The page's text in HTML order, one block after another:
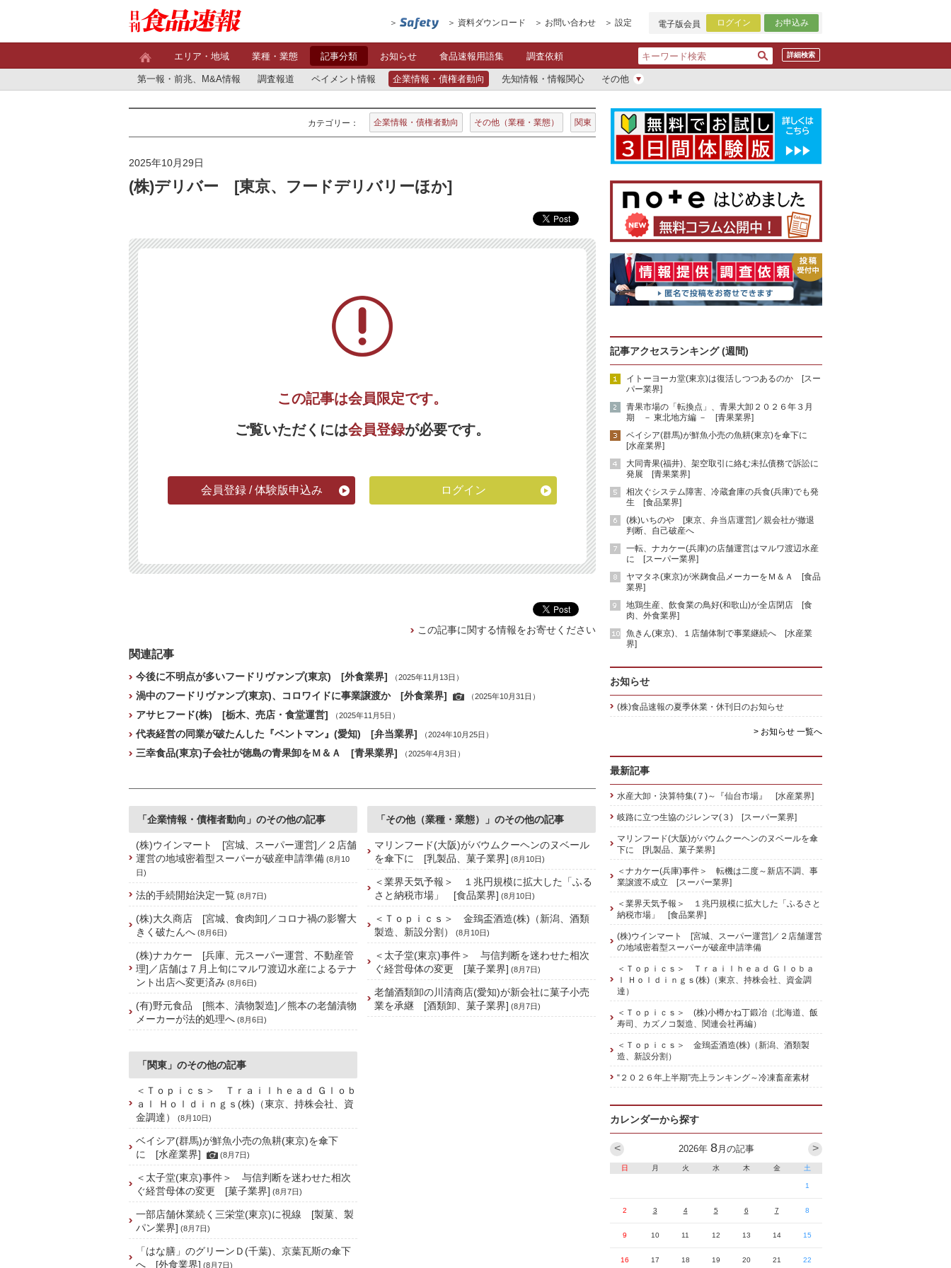
資料ダウンロード お問い合わせ 設定 電子版会員 ログイン お申込み
詳細検索
エリア・地域 業種・業態 記事分類 お知らせ 食品速報用語集 調査依頼
第一報・前兆、M&A情報 調査報道 ペイメント情報 企業情報・債権者動向 先知情報・情報関心 その他
カテゴリー： 企業情報・債権者動向 その他（業種・業態） 関東
2025年10月29日
(株)デリバー [東京、フードデリバリーほか]
この記事は会員限定です。
ご覧いただくには会員登録が必要です。
会員登録 / 体験版申込み ログイン
この記事に関する情報をお寄せください
関連記事
今後に不明点が多いフードリヴァンプ(東京) [外食業界] （2025年11月13日）
渦中のフードリヴァンプ(東京)、コロワイドに事業譲渡か [外食業界] （2025年10月31日）
アサヒフード(株) [栃木、売店・食堂運営] （2025年11月5日）
代表経営の同業が破たんした『ベントマン』(愛知) [弁当業界] （2024年10月25日）
三幸食品(東京)子会社が徳島の青果卸をＭ＆Ａ [青果業界] （2025年4月3日）
「企業情報・債権者動向」のその他の記事
(株)ウインマート [宮城、スーパー運営]／２店舗
運営の地域密着型スーパーが破産申請準備 (8月10
日)
法的手続開始決定一覧 (8月7日)
(株)大久商店 [宮城、食肉卸]／コロナ禍の影響大
きく破たんへ (8月6日)
(株)ナカケー [兵庫、元スーパー運営、不動産管
理]／店舗は７月上旬にマルワ渡辺水産によるテナ
ント出店へ変更済み (8月6日)
(有)野元食品 [熊本、漬物製造]／熊本の老舗漬物
メーカーが法的処理へ (8月6日)
「その他（業種・業態）」のその他の記事
マリンフード(大阪)がバウムクーヘンのヌベール
を傘下に [乳製品、菓子業界] (8月10日)
＜業界天気予報＞ １兆円規模に拡大した「ふる
さと納税市場」 [食品業界] (8月10日)
＜Ｔｏｐｉｃｓ＞ 金鵄盃酒造(株)（新潟、酒類
製造、新設分割）
(8月10日)
＜太子堂(東京)事件＞ 与信判断を迷わせた相次
ぐ経営母体の変更 [菓子業界] (8月7日)
老舗酒類卸の川清商店(愛知)が新会社に菓子小売
業を承継 [酒類卸、菓子業界] (8月7日)
「関東」のその他の記事
＜Ｔｏｐｉｃｓ＞ Ｔｒａｉｌｈｅａｄ Ｇｌｏｂ
ａｌ Ｈｏｌｄｉｎｇｓ(株)（東京、持株会社、資
金調達）
(8月10日)
ベイシア(群馬)が鮮魚小売の魚耕(東京)を傘下
に [水産業界]
(8月7日)
＜太子堂(東京)事件＞ 与信判断を迷わせた相次
ぐ経営母体の変更 [菓子業界] (8月7日)
一部店舗休業続く三栄堂(東京)に視線 [製菓、製
パン業界] (8月7日)
「はな膳」のグリーンＤ(千葉)、京葉瓦斯の傘下
へ [外食業界] (8月7日)
記事アクセスランキング (週間)
イトーヨーカ堂(東京)は復活しつつあるのか [スー
パー業界]
青果市場の「転換点」、青果大卸２０２６年３月
期 － 東北地方編 － [青果業界]
ベイシア(群馬)が鮮魚小売の魚耕(東京)を傘下に
[水産業界]
大同青果(福井)、架空取引に絡む未払債務で訴訟に
発展 [青果業界]
相次ぐシステム障害、冷蔵倉庫の兵食(兵庫)でも発
生 [食品業界]
(株)いちのや [東京、弁当店運営]／親会社が撤退
判断、自己破産へ
一転、ナカケー(兵庫)の店舗運営はマルワ渡辺水産
に [スーパー業界]
ヤマタネ(東京)が米麹食品メーカーをＭ＆Ａ [食品
業界]
地鶏生産、飲食業の鳥好(和歌山)が全店閉店 [食
肉、外食業界]
魚きん(東京)、１店舗体制で事業継続へ [水産業
界]
お知らせ
(株)食品速報の夏季休業・休刊日のお知らせ
> お知らせ 一覧へ
最新記事
水産大卸・決算特集(７)～『仙台市場』 [水産業界]
岐路に立つ生協のジレンマ(３) [スーパー業界]
マリンフード(大阪)がバウムクーヘンのヌベールを傘
下に [乳製品、菓子業界]
＜ナカケー(兵庫)事件＞ 転機は二度～新店不調、事
業譲渡不成立 [スーパー業界]
＜業界天気予報＞ １兆円規模に拡大した「ふるさと
納税市場」 [食品業界]
(株)ウインマート [宮城、スーパー運営]／２店舗運営
の地域密着型スーパーが破産申請準備
＜Ｔｏｐｉｃｓ＞ Ｔｒａｉｌｈｅａｄ Ｇｌｏｂａ
ｌ Ｈｏｌｄｉｎｇｓ(株)（東京、持株会社、資金調
達）
＜Ｔｏｐｉｃｓ＞ (株)小樽かね丁鍛冶（北海道、飯
寿司、カズノコ製造、関連会社再編）
＜Ｔｏｐｉｃｓ＞ 金鵄盃酒造(株)（新潟、酒類製
造、新設分割）
“２０２６年上半期”売上ランキング～冷凍畜産素材
カレンダーから探す
2026年 8月の記事 >
<
日 月 火 水 木 金 土
1
2 3 4 5 6 7 8
9 10 11 12 13 14 15
16 17 18 19 20 21 22